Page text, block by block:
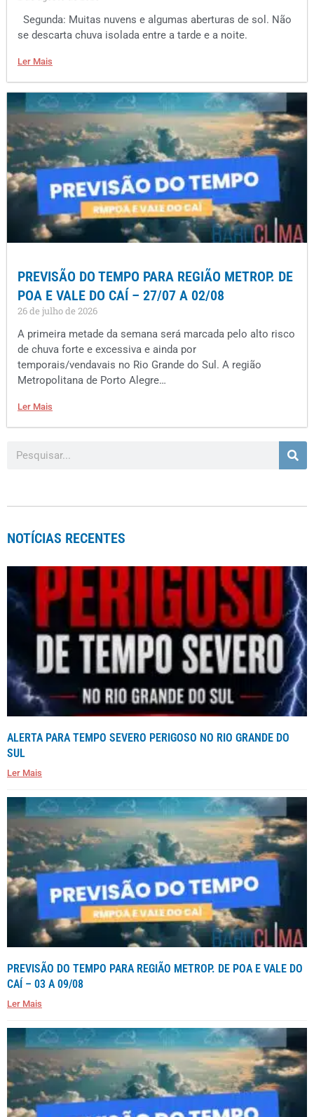
Segunda: Muitas nuvens e algumas aberturas de sol. Não
se descarta chuva isolada entre a tarde e a noite.
Ler Mais
PREVISÃO DO TEMPO PARA REGIÃO METROP. DE
POA E VALE DO CAÍ – 27/07 A 02/08
26 de julho de 2026
A primeira metade da semana será marcada pelo alto risco
de chuva forte e excessiva e ainda por
temporais/vendavais no Rio Grande do Sul. A região
Metropolitana de Porto Alegre…
Ler Mais
NOTÍCIAS RECENTES
ALERTA PARA TEMPO SEVERO PERIGOSO NO RIO GRANDE DO
SUL
Ler Mais
PREVISÃO DO TEMPO PARA REGIÃO METROP. DE POA E VALE DO
CAÍ – 03 A 09/08
Ler Mais